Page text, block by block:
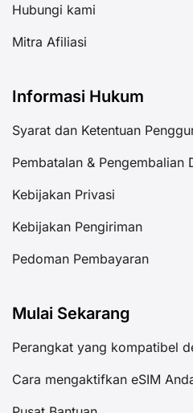
Hubungi kami
Mitra Afiliasi
Informasi Hukum
Syarat dan Ketentuan
Pembatalan & Pengembalian
Kebijakan Privasi
Kebijakan Pengiriman
Pedoman Pembayaran
Mulai Sekarang
Perangkat yang kompatibel
Cara mengaktifkan eSIM